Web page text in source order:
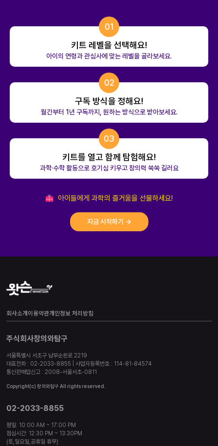
01
키트 레벨을 선택해요!
아이의 연령과 관심사에 맞는 레벨을 골라보세요.
02
구독 방식을 정해요!
월간부터 1년 구독까지, 원하는 방식으로 받아보세요.
03
키트를 열고 함께 탐험해요!
과학·수학 활동으로 호기심 키우고 창의력 쑥쑥 길러요
아이들에게 과학의 즐거움을 선물하세요!
지금 시작하기 →
회사소개이용약관개인정보 처리방침
주식회사창의와탐구
서울특별시 서초구 남부순환로 2219
대표전화 : 02-2033-8855 | 사업자등록번호 : 114-81-84574
통신판매업신고 : 2008-서울서초-0811
Copyright(c) 창의와탐구 All rights reserved.
02-2033-8855
평일: 10:00 AM ~ 17:00 PM
점심시간: 12:30 PM ~ 13:30PM
(토,일요일,공휴일 휴무)